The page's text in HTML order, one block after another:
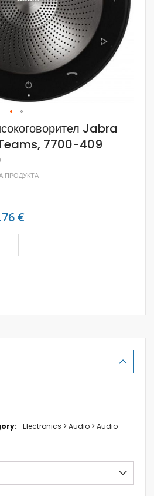
Jabra
7700-409
ПРОДУКТА
€
Electronics > Audio > Audio